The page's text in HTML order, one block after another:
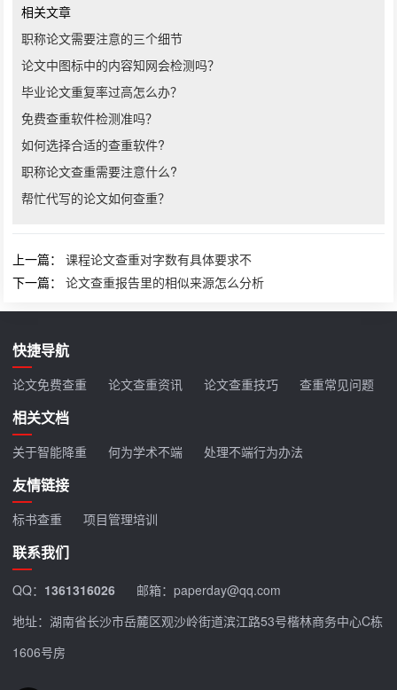
相关文章
职称论文需要注意的三个细节
论文中图标中的内容知网会检测吗？
毕业论文重复率过高怎么办？
免费查重软件检测准吗？
如何选择合适的查重软件?
职称论文查重需要注意什么?
帮忙代写的论文如何查重？
上一篇：课程论文查重对字数有具体要求不
下一篇：论文查重报告里的相似来源怎么分析
快捷导航
论文免费查重 论文查重资讯 论文查重技巧 查重常见问题
相关文档
关于智能降重 何为学术不端 处理不端行为办法
友情链接
标书查重 项目管理培训
联系我们
QQ： 1361316026
邮箱：paperday@qq.com
地址：湖南省长沙市岳麓区观沙岭街道滨江路53号楷林商务中心C栋
1606号房